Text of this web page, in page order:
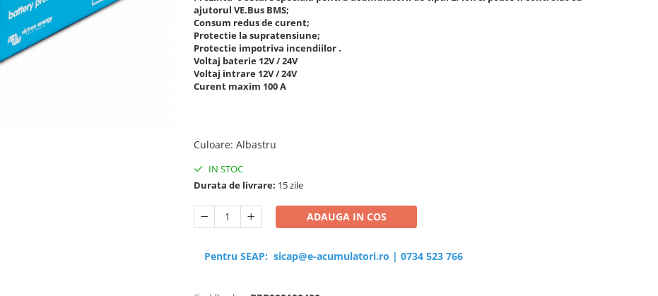
ajutorul VE.Bus BMS;
Consum redus de curent;
Protectie la supratensiune;
Protectie impotriva incendiilor .
Voltaj baterie 12V / 24V
Voltaj intrare 12V / 24V
Curent maxim 100 A
Culoare: Albastru
IN STOC
Durata de livrare: 15 zile
ADAUGA IN COS
Pentru SEAP: sicap@e-acumulatori.ro | 0734 523 766